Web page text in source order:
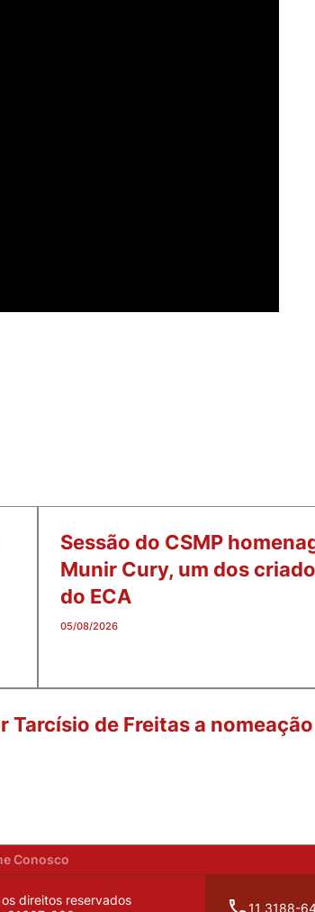
Sessão do CSMP
Munir Cury, um dos
do ECA
05/08/2026
Tarcísio de Freitas a
Conosco
direitos reservados
11 3188-